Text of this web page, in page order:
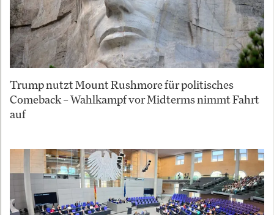
Trump nutzt Mount Rushmore für politisches
Comeback – Wahlkampf vor Midterms nimmt Fahrt
auf